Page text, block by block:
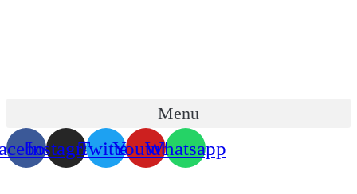
Menu
InstagramTwitterYoutubeWhatsapp